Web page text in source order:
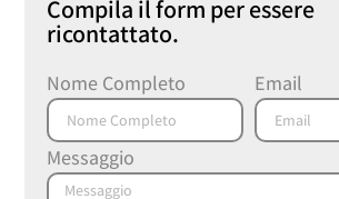
Compila il form per essere
ricontattato.
Nome Completo Email
Messaggio